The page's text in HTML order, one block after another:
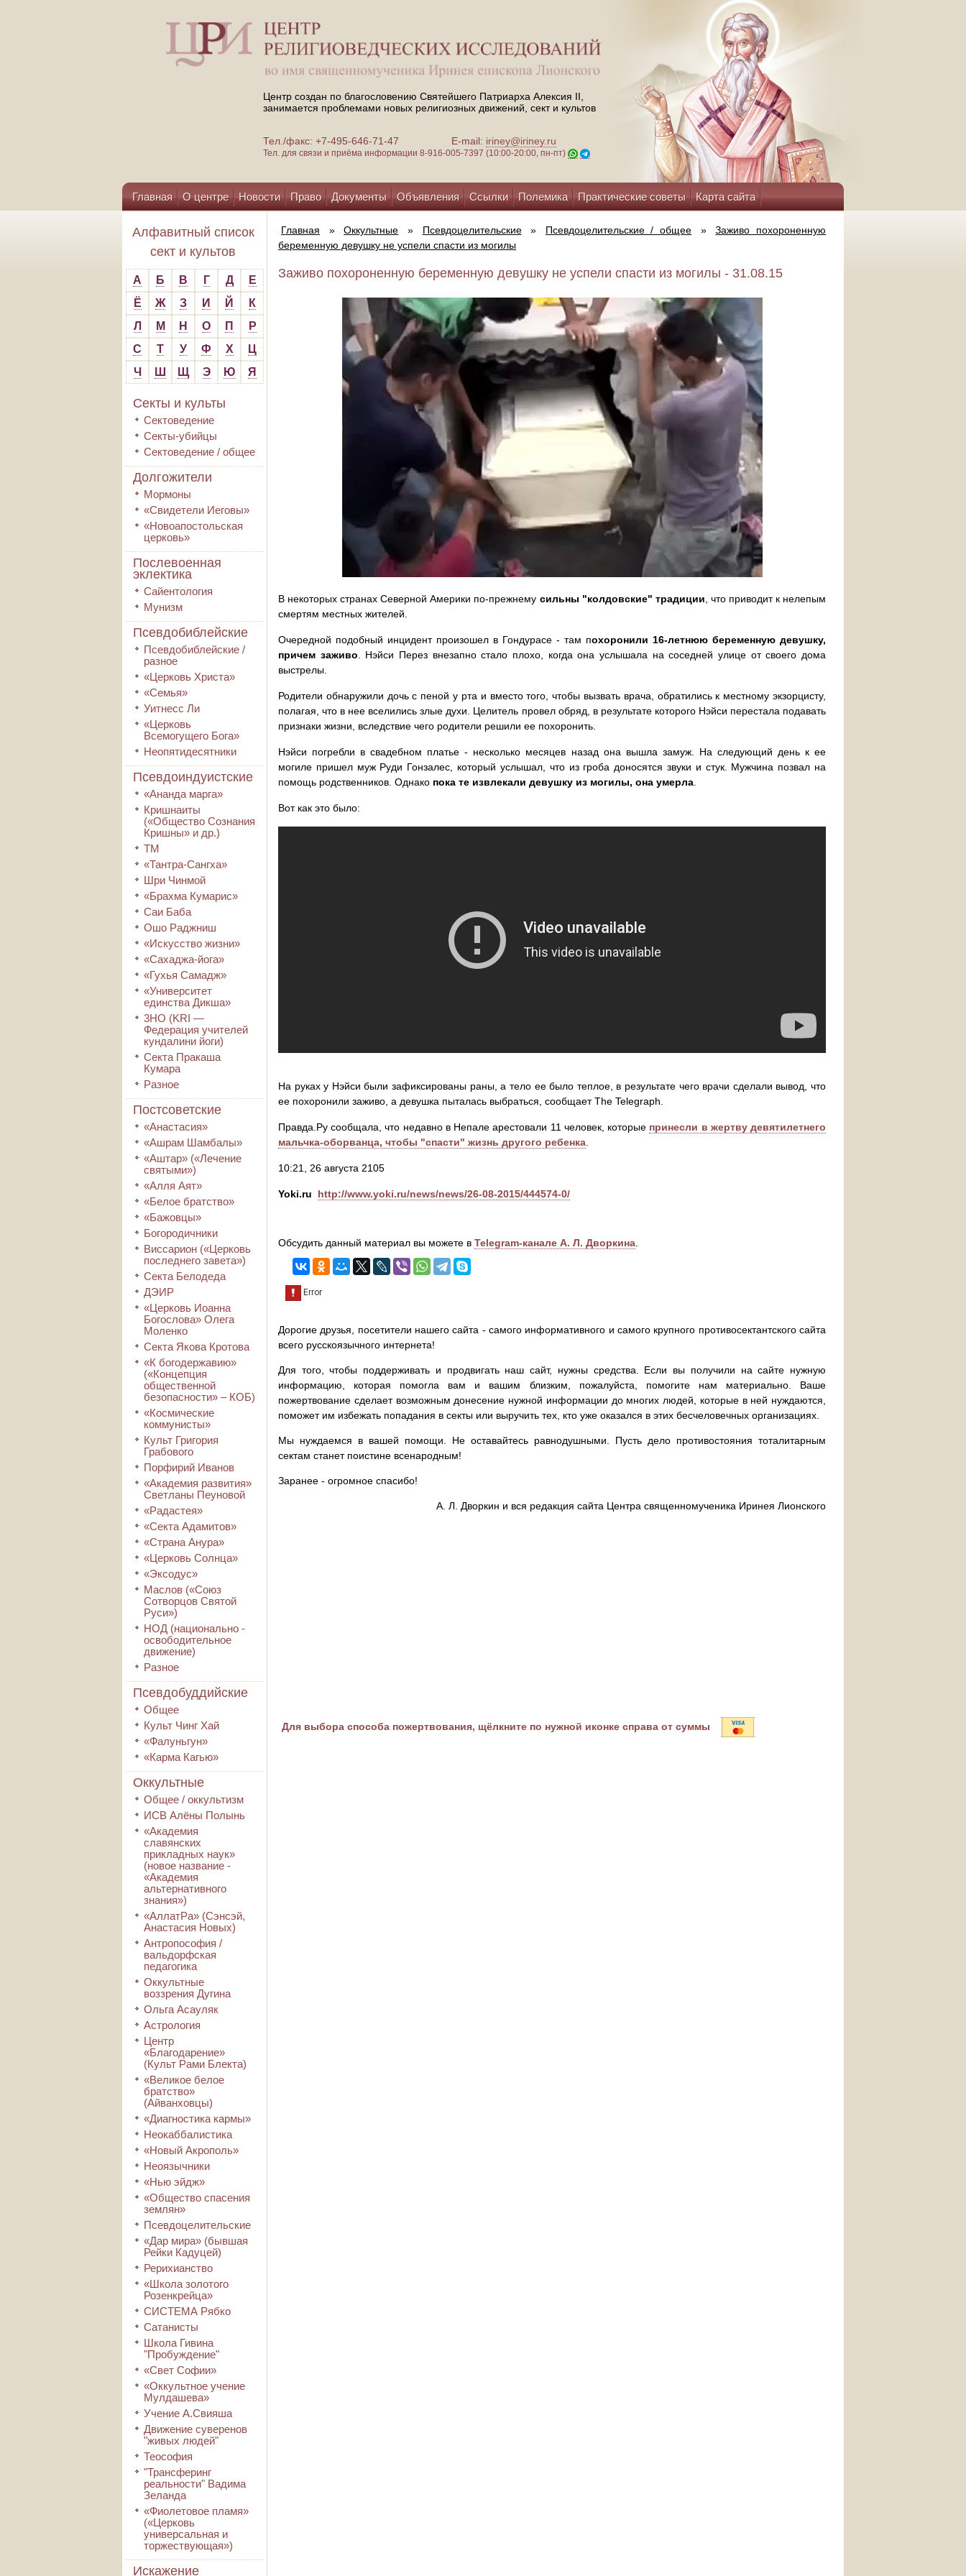
Центр создан по благословению Святейшего Патриарха Алексия II,
занимается проблемами новых религиозных движений, сект и культов
Тел./факс: +7-495-646-71-47 E-mail: iriney@iriney.ru
Тел. для связи и приёма информации 8-916-005-7397 (10:00-20:00, пн-пт)
Главная О центре Новости Право Документы Объявления Ссылки Полемика Практические советы Карта сайта
Помощь центру
Алфавитный список
сект и культов
А Б В Г Д
Е
Ё
Ж З И Й
К
Л
М Н О П
Р
С
Т У Ф Х
Ц
Ч
Ш Щ Э Ю Я
Секты и культы
Сектоведение
Секты-убийцы
Сектоведение / общее
Долгожители
Мормоны
«Свидетели Иеговы»
«Новоапостольская
церковь»
Послевоенная
эклектика
Сайентология
Мунизм
Псевдобиблейские
Псевдобиблейские /
разное
«Церковь Христа»
«Семья»
Уитнесс Ли
«Церковь
Всемогущего Бога»
Неопятидесятники
Псевдоиндуистские
«Ананда марга»
Кришнаиты
(«Общество Сознания
Кришны» и др.)
ТМ
«Тантра-Сангха»
Шри Чинмой
«Брахма Кумарис»
Саи Баба
Ошо Раджниш
«Искусство жизни»
«Сахаджа-йога»
«Гухья Самадж»
«Университет
единства Дикша»
3HO (KRI ―
Федерация учителей
кундалини йоги)
Секта Пракаша
Кумара
Разное
Постсоветские
«Анастасия»
«Ашрам Шамбалы»
«Аштар» («Лечение
святыми»)
«Алля Аят»
«Белое братство»
«Бажовцы»
Богородичники
Виссарион («Церковь
последнего завета»)
Секта Белодеда
ДЭИР
«Церковь Иоанна
Богослова» Олега
Моленко
Секта Якова Кротова
«К богодержавию»
(«Концепция
общественной
безопасности» – КОБ)
«Космические
коммунисты»
Культ Григория
Грабового
Порфирий Иванов
«Академия развития»
Светланы Пеуновой
«Радастея»
«Секта Адамитов»
«Страна Анура»
«Церковь Солнца»
«Эксодус»
Маслов («Союз
Сотворцов Святой
Руси»)
НОД (национально -
освободительное
движение)
Разное
Псевдобуддийские
Общее
Культ Чинг Хай
«Фалуньгун»
«Карма Кагью»
Оккультные
Общее / оккультизм
ИСВ Алёны Полынь
«Академия
славянских
прикладных наук»
(новое название -
«Академия
альтернативного
знания»)
«АллатРа» (Сэнсэй,
Анастасия Новых)
Антропософия /
вальдорфская
педагогика
Оккультные
воззрения Дугина
Ольга Асауляк
Астрология
Центр
«Благодарение»
(Культ Рами Блекта)
«Великое белое
братство»
(Айванховцы)
«Диагностика кармы»
Неокаббалистика
«Новый Акрополь»
Неоязычники
«Нью эйдж»
«Общество спасения
землян»
Псевдоцелительские
«Дар мира» (бывшая
Рейки Кадуцей)
Рерихианство
«Школа золотого
Розенкрейца»
СИСТЕМА Рябко
Сатанисты
Школа Гивина
"Пробуждение"
«Свет Софии»
«Оккультное учение
Мулдашева»
Учение А.Свияша
Движение суверенов
"живых людей"
Теософия
"Трансферинг
реальности" Вадима
Зеланда
«Фиолетовое пламя»
(«Церковь
универсальная и
торжествующая»)
Искажение
Главная » Оккультные » Псевдоцелительские » Псевдоцелительские / общее »
Заживо похороненную
беременную девушку не успели спасти из могилы
Заживо похороненную беременную девушку не успели спасти из могилы - 31.08.15
В некоторых странах Северной Америки по-прежнему сильны "колдовские" традиции , что приводит к нелепым
смертям местных жителей.
Очередной подобный инцидент произошел в Гондурасе - там похоронили 16-летнюю беременную девушку,
причем заживо . Нэйси Перез внезапно стало плохо, когда она услышала на соседней улице от своего дома
выстрелы.
Родители обнаружили дочь с пеной у рта и вместо того, чтобы вызвать врача, обратились к местному экзорцисту,
полагая, что в нее вселились злые духи. Целитель провел обряд, в результате которого Нэйси перестала подавать
признаки жизни, вследствие чего родители решили ее похоронить.
Нэйси погребли в свадебном платье - несколько месяцев назад она вышла замуж. На следующий день к ее
могиле пришел муж Руди Гонзалес, который услышал, что из гроба доносятся звуки и стук. Мужчина позвал на
помощь родственников. Однако пока те извлекали девушку из могилы, она умерла
Вот как это было:
На руках у Нэйси были зафиксированы раны, а тело ее было теплое, в результате чего врачи сделали вывод, что
ее похоронили заживо, а девушка пыталась выбраться, сообщает The Telegraph.
Правда.Ру сообщала, что недавно в Непале арестовали 11 человек, которые принесли в жертву девятилетнего
мальчка-оборванца, чтобы "спасти" жизнь другого ребенка
10:21, 26 августа 2105
Yoki.ru http://www.yoki.ru/news/news/26-08-2015/444574-0/
Обсудить данный материал вы можете в Telegram-канале А. Л. Дворкина
Дорогие друзья, посетители нашего сайта - самого информативного и самого крупного противосектантского сайта
всего русскоязычного интернета!
Для того, чтобы поддерживать и продвигать наш сайт, нужны средства. Если вы получили на сайте нужную
информацию, которая помогла вам и вашим близким, пожалуйста, помогите нам материально. Ваше
пожертвование сделает возможным донесение нужной информации до многих людей, которые в ней нуждаются,
поможет им избежать попадания в секты или выручить тех, кто уже оказался в этих бесчеловечных организациях.
Мы нуждаемся в вашей помощи. Не оставайтесь равнодушными. Пусть дело противостояния тоталитарным
сектам станет поистине всенародным!
Заранее - огромное спасибо!
А. Л. Дворкин и вся редакция сайта Центра священномученика Иринея Лионского
Для выбора способа пожертвования, щёлкните по нужной иконке справа от суммы